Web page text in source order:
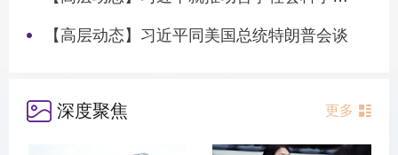
【高层动态】习近平同美国总统特朗普会谈
深度聚焦 更多